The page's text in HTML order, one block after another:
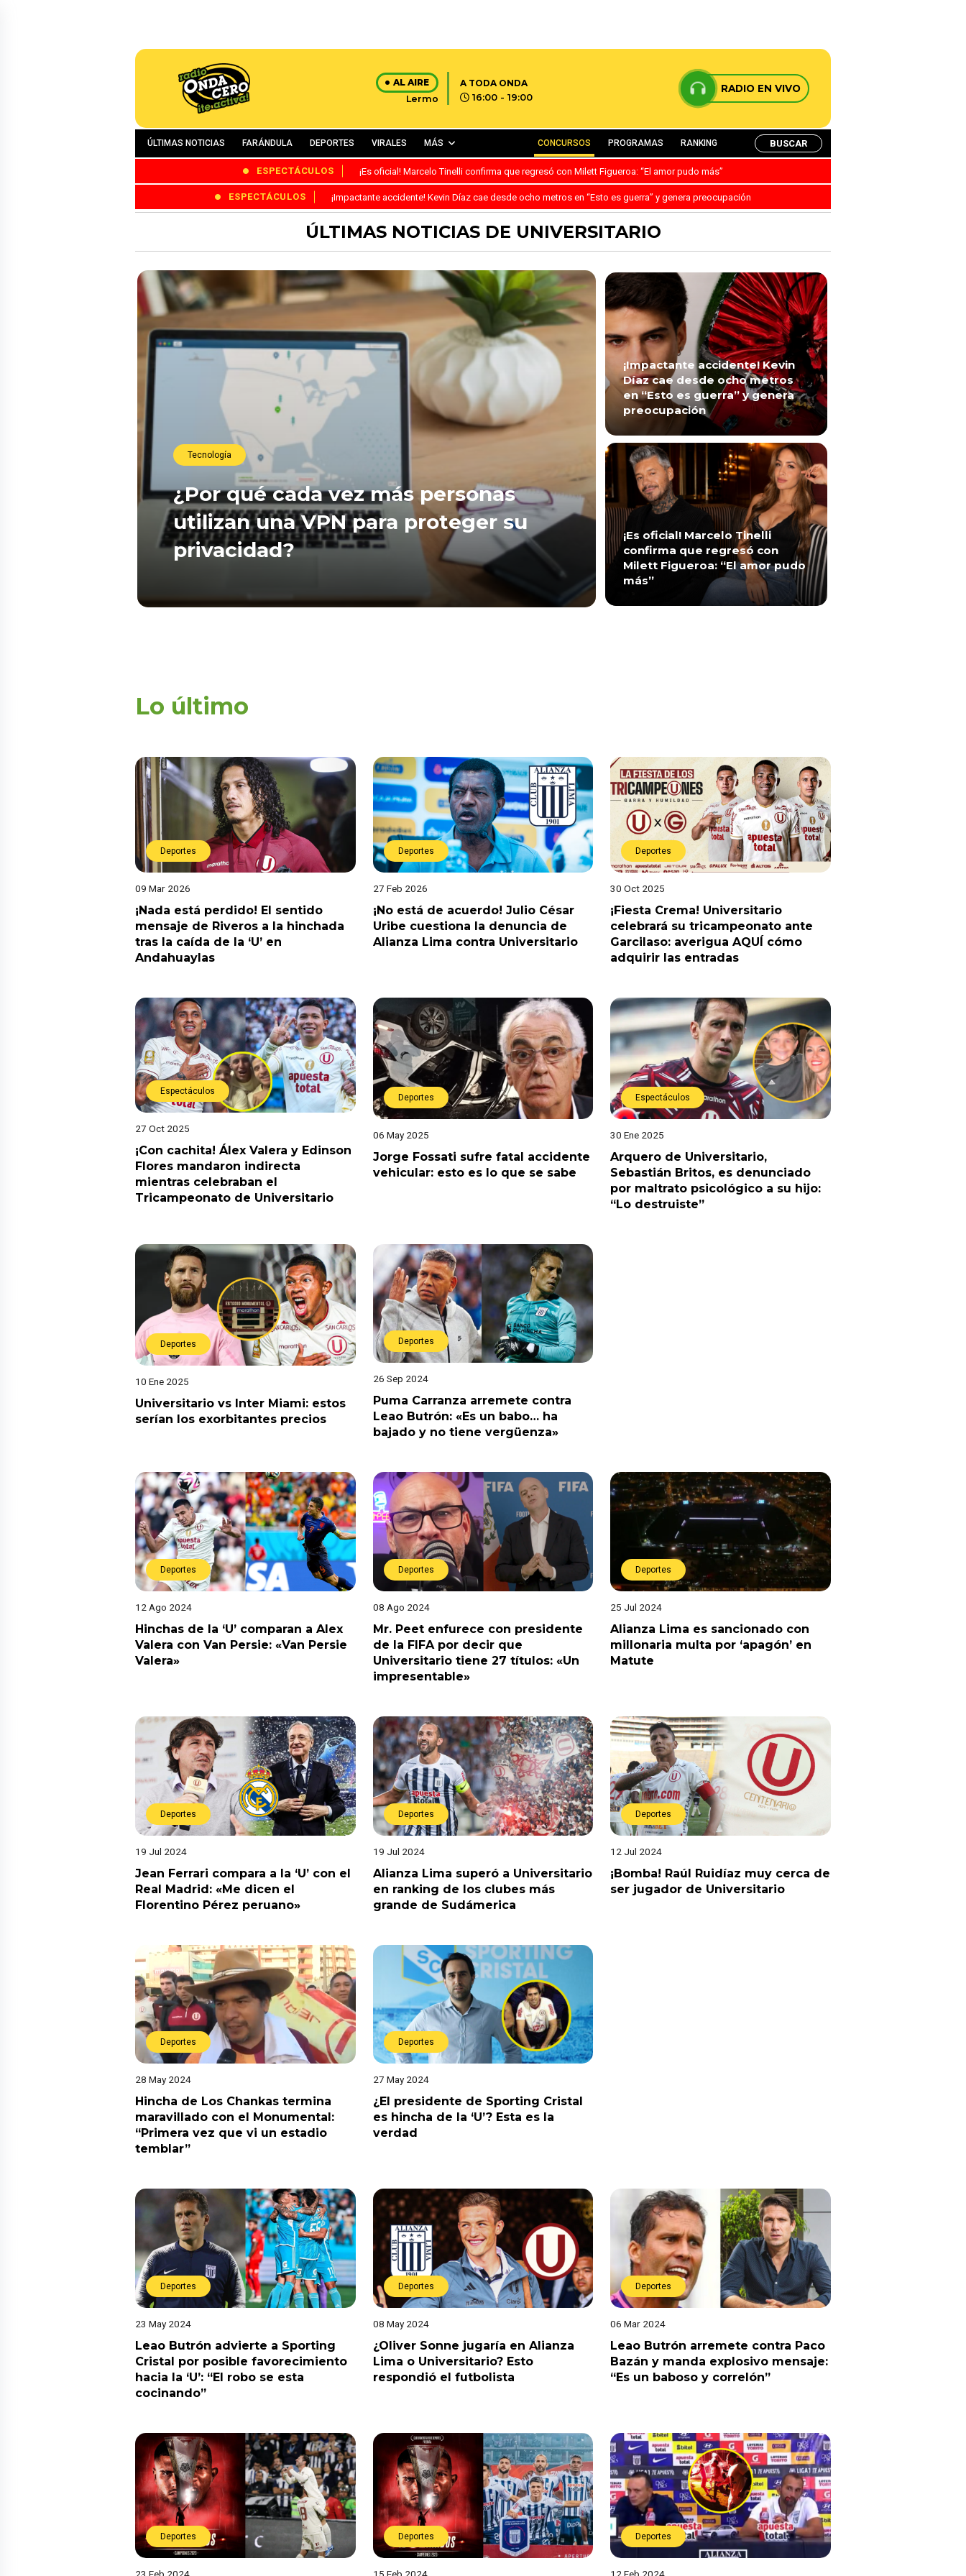
AL AIRE
Lermo
A TODA ONDA
16:00 - 19:00
RADIO EN VIVO
ÚLTIMAS NOTICIAS FARÁNDULA DEPORTES VIRALES MÁS CONCURSOS PROGRAMAS RANKING BUSCAR
ESPECTÁCULOS ¡Es oficial! Marcelo Tinelli confirma que regresó con Milett Figueroa: “El amor pudo más”
ESPECTÁCULOS ¡Impactante accidente! Kevin Díaz cae desde ocho metros en “Esto es guerra” y genera preocupación
ÚLTIMAS NOTICIAS DE UNIVERSITARIO
Tecnología
¿Por qué cada vez más personas
utilizan una VPN para proteger su
privacidad?
¡Impactante accidente! Kevin
Díaz cae desde ocho metros
en “Esto es guerra” y genera
preocupación
¡Es oficial! Marcelo Tinelli
confirma que regresó con
Milett Figueroa: “El amor pudo
más”
Lo último
Deportes
09 Mar 2026
¡Nada está perdido! El sentido
mensaje de Riveros a la hinchada
tras la caída de la ‘U’ en
Andahuaylas
Deportes
27 Feb 2026
¡No está de acuerdo! Julio César
Uribe cuestiona la denuncia de
Alianza Lima contra Universitario
Deportes
30 Oct 2025
¡Fiesta Crema! Universitario
celebrará su tricampeonato ante
Garcilaso: averigua AQUÍ cómo
adquirir las entradas
Espectáculos
27 Oct 2025
¡Con cachita! Álex Valera y Edinson
Flores mandaron indirecta
mientras celebraban el
Tricampeonato de Universitario
Deportes
06 May 2025
Jorge Fossati sufre fatal accidente
vehicular: esto es lo que se sabe
Espectáculos
30 Ene 2025
Arquero de Universitario,
Sebastián Britos, es denunciado
por maltrato psicológico a su hijo:
“Lo destruiste”
Deportes
10 Ene 2025
Universitario vs Inter Miami: estos
serían los exorbitantes precios
Deportes
26 Sep 2024
Puma Carranza arremete contra
Leao Butrón: «Es un babo… ha
bajado y no tiene vergüenza»
Deportes
12 Ago 2024
Hinchas de la ‘U’ comparan a Alex
Valera con Van Persie: «Van Persie
Valera»
Deportes
08 Ago 2024
Mr. Peet enfurece con presidente
de la FIFA por decir que
Universitario tiene 27 títulos: «Un
impresentable»
Deportes
25 Jul 2024
Alianza Lima es sancionado con
millonaria multa por ‘apagón’ en
Matute
Deportes
19 Jul 2024
Jean Ferrari compara a la ‘U’ con el
Real Madrid: «Me dicen el
Florentino Pérez peruano»
Deportes
19 Jul 2024
Alianza Lima superó a Universitario
en ranking de los clubes más
grande de Sudámerica
Deportes
12 Jul 2024
¡Bomba! Raúl Ruidíaz muy cerca de
ser jugador de Universitario
Deportes
28 May 2024
Hincha de Los Chankas termina
maravillado con el Monumental:
“Primera vez que vi un estadio
temblar”
Deportes
27 May 2024
¿El presidente de Sporting Cristal
es hincha de la ‘U’? Esta es la
verdad
Deportes
23 May 2024
Leao Butrón advierte a Sporting
Cristal por posible favorecimiento
hacia la ‘U’: “El robo se esta
cocinando”
Deportes
08 May 2024
¿Oliver Sonne jugaría en Alianza
Lima o Universitario? Esto
respondió el futbolista
Deportes
06 Mar 2024
Leao Butrón arremete contra Paco
Bazán y manda explosivo mensaje:
“Es un baboso y correlón”
Deportes Deportes Deportes